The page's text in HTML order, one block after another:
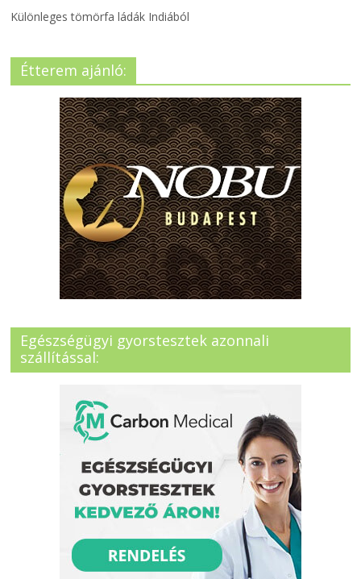
Különleges tömörfa ládák Indiából
Étterem ajánló:
Egészségügyi gyorstesztek azonnali
szállítással: